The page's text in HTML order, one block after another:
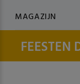
FEESTEN
MAGAZIJN